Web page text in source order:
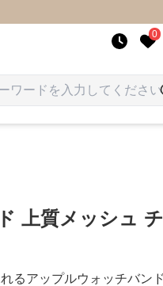
0
上質メッシュ
るアップルウォッチバン